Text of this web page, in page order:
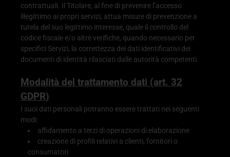
contrattuali. Il Titolare, al fine di prevenire l’accesso
illegittimo ai propri servizi, attua misure di prevenzione a
tutela del suo legittimo interesse, quale il controllo del
codice fiscale e/o altre verifiche, quando necessario per
specifici Servizi, la correttezza dei dati identificativi dei
documenti di identità rilasciati dalle autorità competenti.
Modalità del trattamento dati (art. 32
GDPR)
I suoi dati personali potranno essere trattati nei seguenti
modi:
affidamento a terzi di operazioni di elaborazione
creazione di profili relativi a clienti, fornitori o
consumatori